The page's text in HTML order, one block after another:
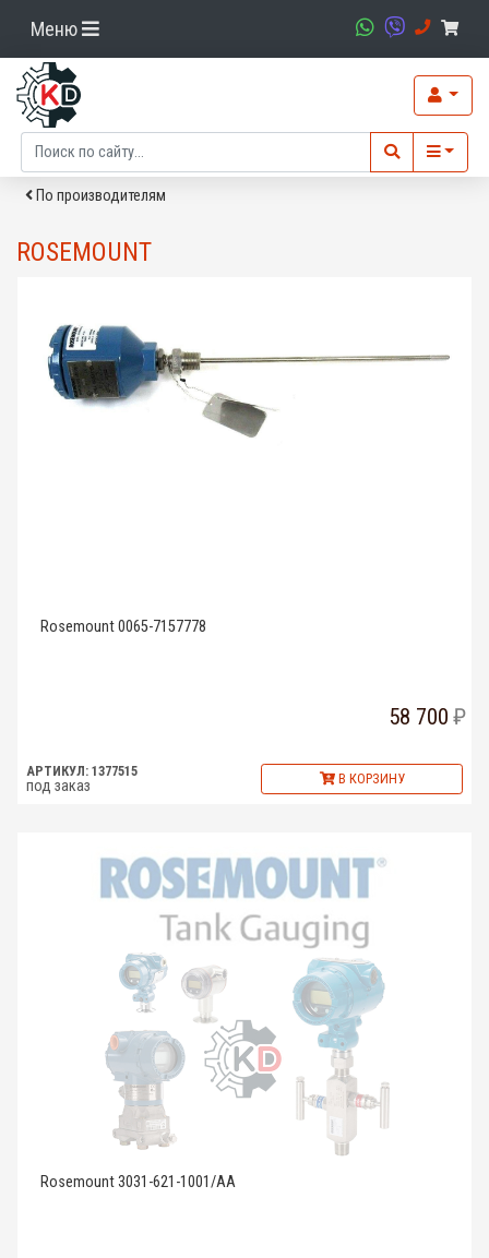
Меню
По производителям
ROSEMOUNT
Rosemount 0065-7157778
58 700
АРТИКУЛ: 1377515
под заказ В КОРЗИНУ
Rosemount 3031-621-1001/AA